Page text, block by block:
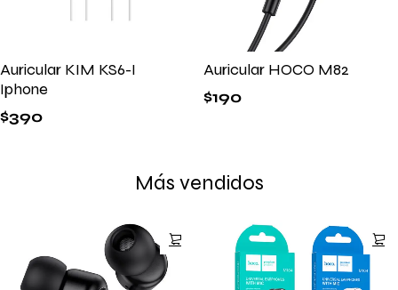
Auricular KIM KS6-I
Iphone
$390
Auricular HOCO M82
$190
Más vendidos